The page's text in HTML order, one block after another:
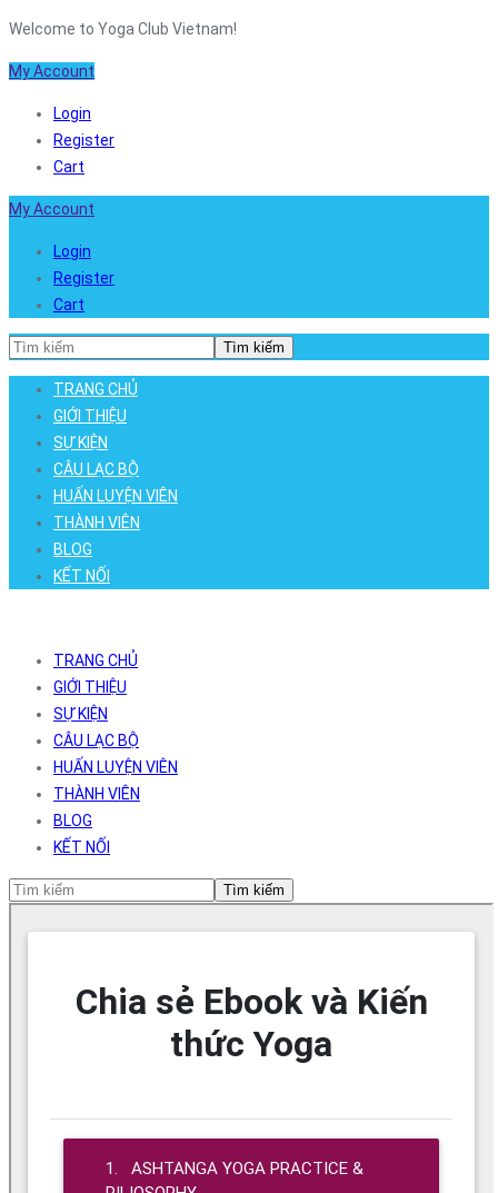
Welcome to Yoga Club Vietnam!
My Account
Login
Register
Cart
My Account
Login
Register
Cart
Tìm kiếm
TRANG CHỦ
GIỚI THIỆU
SỰ KIỆN
CÂU LẠC BỘ
HUẤN LUYỆN VIÊN
THÀNH VIÊN
BLOG
KẾT NỐI
TRANG CHỦ
GIỚI THIỆU
SỰ KIỆN
CÂU LẠC BỘ
HUẤN LUYỆN VIÊN
THÀNH VIÊN
BLOG
KẾT NỐI
Tìm kiếm